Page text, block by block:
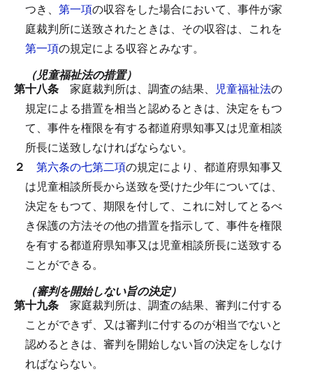
つき、 第一項の収容をした場合において、事件が家
庭裁判所に送致されたときは、その収容は、これを
第一項の規定による収容とみなす。
（児童福祉法の措置）
第十八条 家庭裁判所は、調査の結果、 児童福祉法の
規定による措置を相当と認めるときは、決定をもつ
て、事件を権限を有する都道府県知事又は児童相談
所長に送致しなければならない。
２ 第六条の七第二項の規定により、都道府県知事又
は児童相談所長から送致を受けた少年については、
決定をもつて、期限を付して、これに対してとるべ
き保護の方法その他の措置を指示して、事件を権限
を有する都道府県知事又は児童相談所長に送致する
ことができる。
（審判を開始しない旨の決定）
第十九条 家庭裁判所は、調査の結果、審判に付する
ことができず、又は審判に付するのが相当でないと
認めるときは、審判を開始しない旨の決定をしなけ
ればならない。